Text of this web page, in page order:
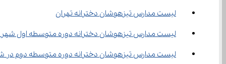
لیست مدارس تیزهوشان دخترانه تهران
لیست مدارس تیزهوشان دخترانه دوره متوسطه اول شهر
لیست مدارس تیزهوشان دخترانه دوره متوسطه دوم در